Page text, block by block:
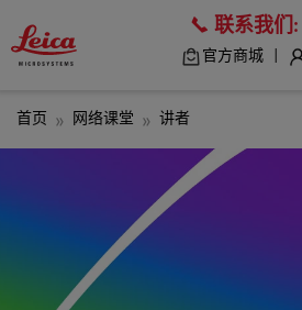
联系我们:
官方商城
首页 网络课堂 讲者